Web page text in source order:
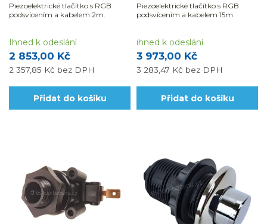
Piezoelektrické tlačítko s RGB
podsvícením a kabelem 2m.
2 853,00 Kč
2 357,85 Kč bez DPH
Ihned k odeslání
Přidat do košíku
Piezoelektrické tlačítko s RGB
podsvícením a kabelem 15m
3 973,00 Kč
3 283,47 Kč bez DPH
ihned k odeslání
Přidat do košíku